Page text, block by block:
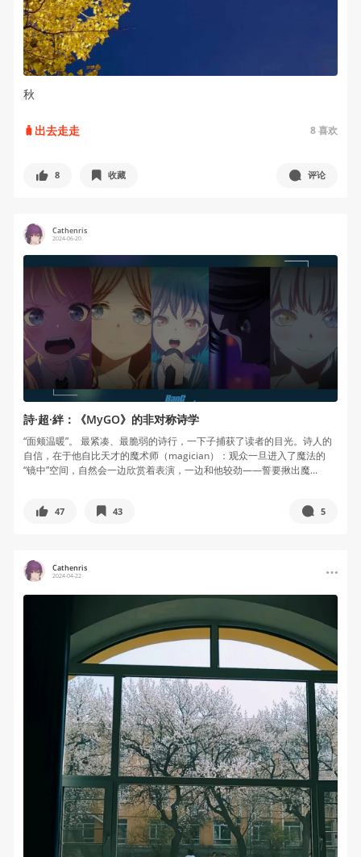
秋
🧳出去走走 8喜欢
8 收藏 评论
Cathenris
2024-06-20
詩·超·絆：《MyGO》的非对称诗学
“面颊温暖”。 最紧凑、最脆弱的诗行，一下子捕获了读者的目光。诗人的
自信，在于他自比天才的魔术师（magician）：观众一旦进入了魔法的
“镜中”空间，自然会一边欣赏着表演，一边和他较劲——誓要揪出魔...
47 43 5
Cathenris
2024-04-22